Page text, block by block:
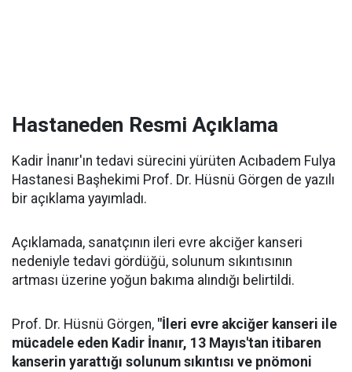
Hastaneden Resmi Açıklama
Kadir İnanır'ın tedavi sürecini yürüten Acıbadem Fulya
Hastanesi Başhekimi Prof. Dr. Hüsnü Görgen de yazılı
bir açıklama yayımladı.
Açıklamada, sanatçının ileri evre akciğer kanseri
nedeniyle tedavi gördüğü, solunum sıkıntısının
artması üzerine yoğun bakıma alındığı belirtildi.
Prof. Dr. Hüsnü Görgen, "İleri evre akciğer kanseri ile
mücadele eden Kadir İnanır, 13 Mayıs'tan itibaren
kanserin yarattığı solunum sıkıntısı ve pnömoni